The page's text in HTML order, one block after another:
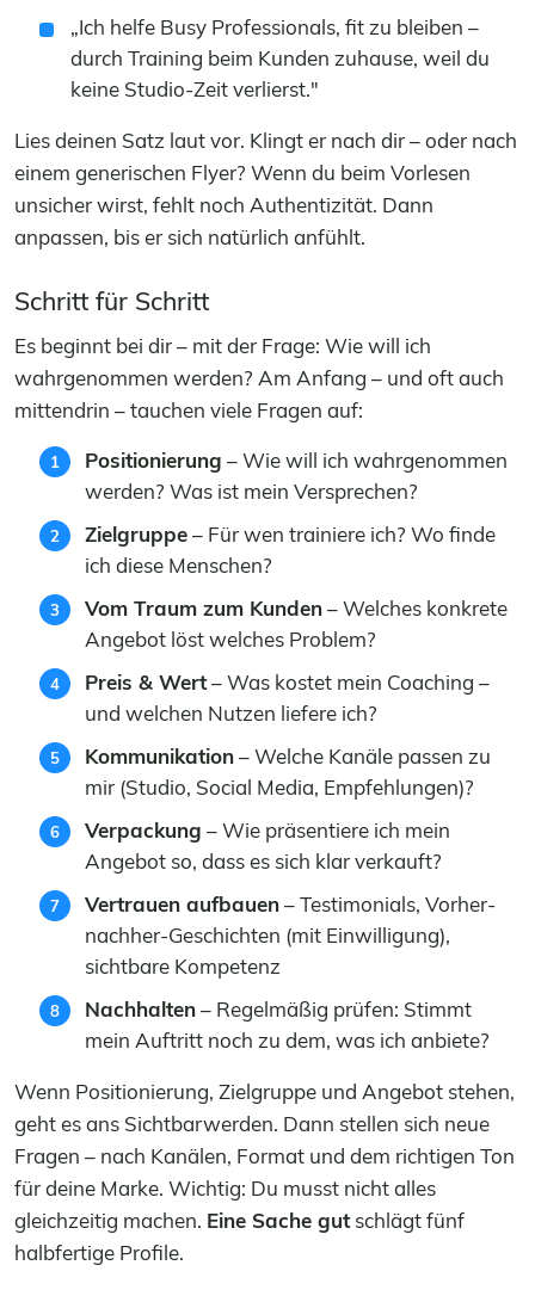
„Ich helfe Busy Professionals, fit zu bleiben –
durch Training beim Kunden zuhause, weil du
keine Studio-Zeit verlierst."
Lies deinen Satz laut vor. Klingt er nach dir – oder nach
einem generischen Flyer? Wenn du beim Vorlesen
unsicher wirst, fehlt noch Authentizität. Dann
anpassen, bis er sich natürlich anfühlt.
Schritt für Schritt
Es beginnt bei dir – mit der Frage: Wie will ich
wahrgenommen werden? Am Anfang – und oft auch
mittendrin – tauchen viele Fragen auf:
Positionierung – Wie will ich wahrgenommen
werden? Was ist mein Versprechen?
Zielgruppe– Für wen trainiere ich? Wo finde
ich diese Menschen?
Vom Traum zum Kunden– Welches konkrete
Angebot löst welches Problem?
Preis & Wert– Was kostet mein Coaching –
und welchen Nutzen liefere ich?
Kommunikation– Welche Kanäle passen zu
mir (Studio, Social Media, Empfehlungen)?
Verpackung – Wie präsentiere ich mein
Angebot so, dass es sich klar verkauft?
Vertrauen aufbauen– Testimonials, Vorher-
nachher-Geschichten (mit Einwilligung),
sichtbare Kompetenz
Nachhalten– Regelmäßig prüfen: Stimmt
mein Auftritt noch zu dem, was ich anbiete?
Wenn Positionierung, Zielgruppe und Angebot stehen,
geht es ans Sichtbarwerden. Dann stellen sich neue
Fragen – nach Kanälen, Format und dem richtigen Ton
für deine Marke. Wichtig: Du musst nicht alles
gleichzeitig machen. Eine Sache gutschlägt fünf
halbfertige Profile.